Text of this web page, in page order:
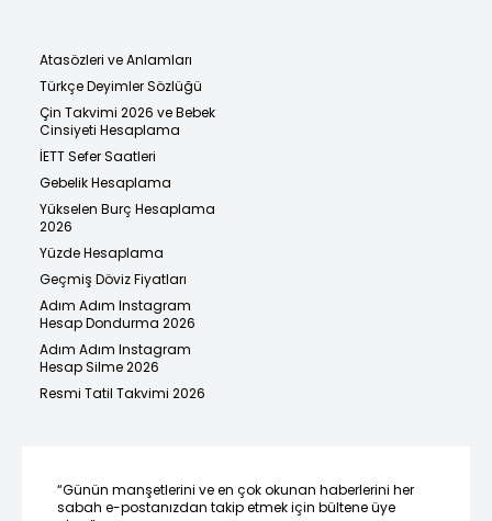
Atasözleri ve Anlamları
Türkçe Deyimler Sözlüğü
Çin Takvimi 2026 ve Bebek
Cinsiyeti Hesaplama
İETT Sefer Saatleri
Gebelik Hesaplama
Yükselen Burç Hesaplama
2026
Yüzde Hesaplama
Geçmiş Döviz Fiyatları
Adım Adım Instagram
Hesap Dondurma 2026
Adım Adım Instagram
Hesap Silme 2026
Resmi Tatil Takvimi 2026
“Günün manşetlerini ve en çok okunan haberlerini her
sabah e-postanızdan takip etmek için bültene üye